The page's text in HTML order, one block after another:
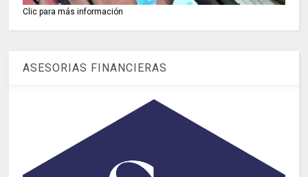
Clic para más información
ASESORIAS FINANCIERAS